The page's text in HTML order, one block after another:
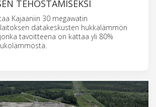
TEHOSTAMISEKSI
Kajaaniin 30 megawatin
datakeskusten hukkalämmön
tavoitteena on kattaa yli 80%